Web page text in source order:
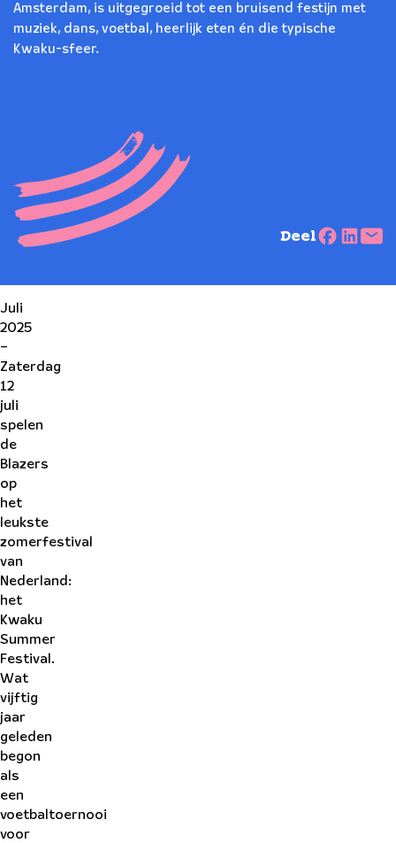
Amsterdam, is uitgegroeid tot een bruisend festijn met
muziek, dans, voetbal, heerlijk eten én die typische
Kwaku-sfeer.
Deel
Juli
2025
–
Zaterdag
12
juli
spelen
de
Blazers
op
het
leukste
zomerfestival
van
Nederland:
het
Kwaku
Summer
Festival.
Wat
vijftig
jaar
geleden
begon
als
een
voetbaltoernooi
voor